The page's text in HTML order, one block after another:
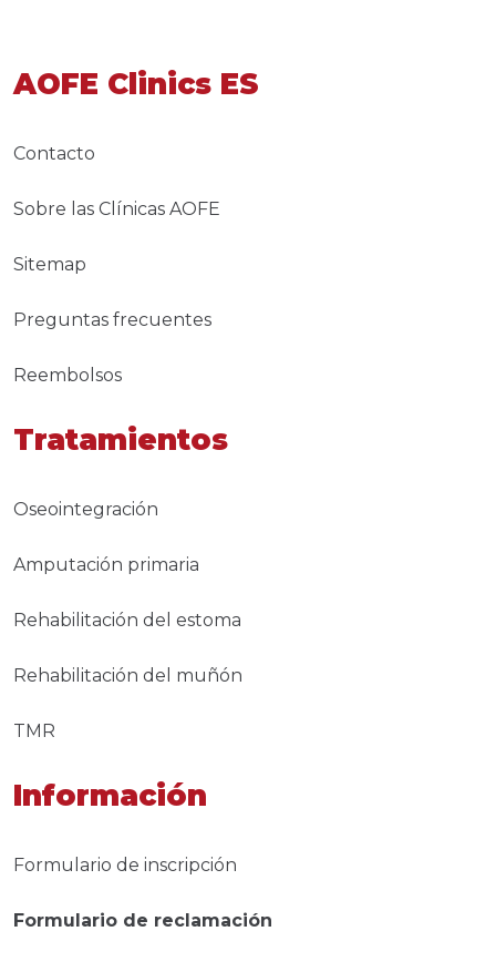
AOFE Clinics ES
Contacto
Sobre las Clínicas AOFE
Sitemap
Preguntas frecuentes
Reembolsos
Tratamientos
Oseointegración
Amputación primaria
Rehabilitación del estoma
Rehabilitación del muñón
TMR
Información
Formulario de inscripción
Formulario de reclamación